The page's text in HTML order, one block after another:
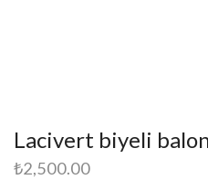
Lacivert biyeli
₺2,500.00